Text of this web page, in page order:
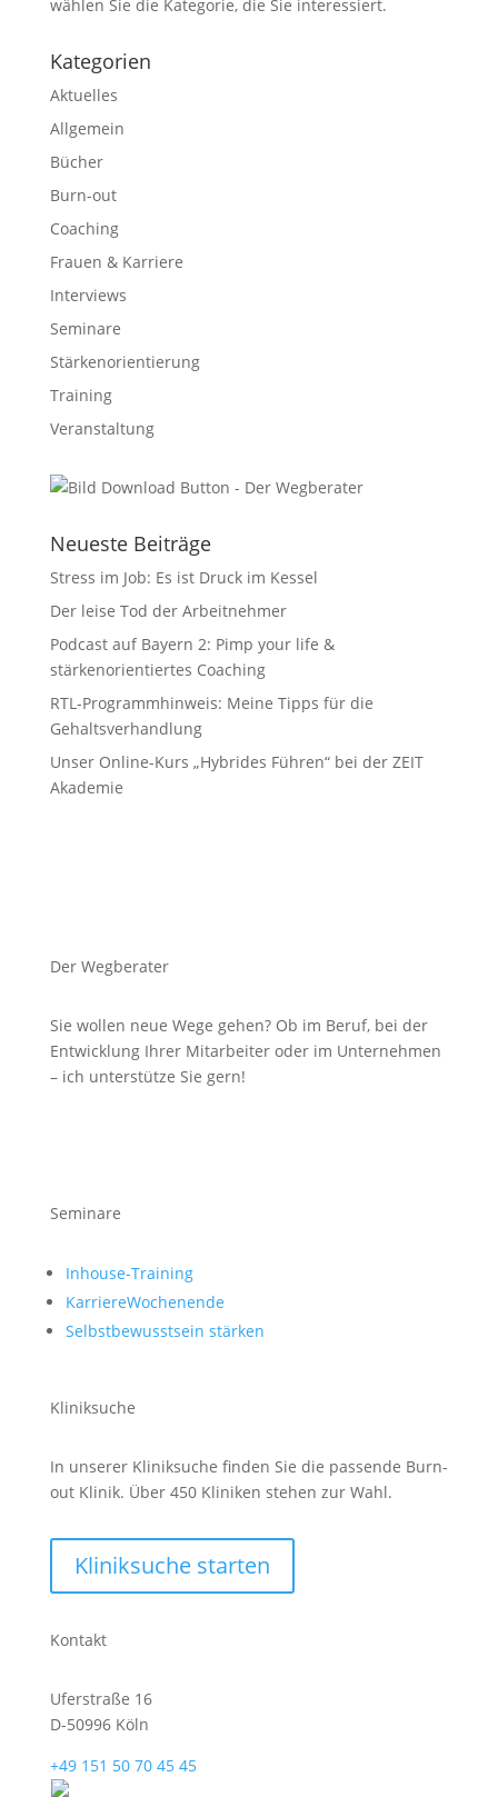
wählen Sie die Kategorie, die Sie interessiert.
Kategorien
Aktuelles
Allgemein
Bücher
Burn-out
Coaching
Frauen & Karriere
Interviews
Seminare
Stärkenorientierung
Training
Veranstaltung
Neueste Beiträge
Stress im Job: Es ist Druck im Kessel
Der leise Tod der Arbeitnehmer
Podcast auf Bayern 2: Pimp your life &
stärkenorientiertes Coaching
RTL-Programmhinweis: Meine Tipps für die
Gehaltsverhandlung
Unser Online-Kurs „Hybrides Führen“ bei der ZEIT
Akademie
Der Wegberater
Sie wollen neue Wege gehen? Ob im Beruf, bei der
Entwicklung Ihrer Mitarbeiter oder im Unternehmen
– ich unterstütze Sie gern!
Seminare
Inhouse-Training
KarriereWochenende
Selbstbewusstsein stärken
Kliniksuche
In unserer Kliniksuche finden Sie die passende Burn-
out Klinik. Über 450 Kliniken stehen zur Wahl.
Kliniksuche starten
Kontakt
Uferstraße 16
D-50996 Köln
+49 151 50 70 45 45